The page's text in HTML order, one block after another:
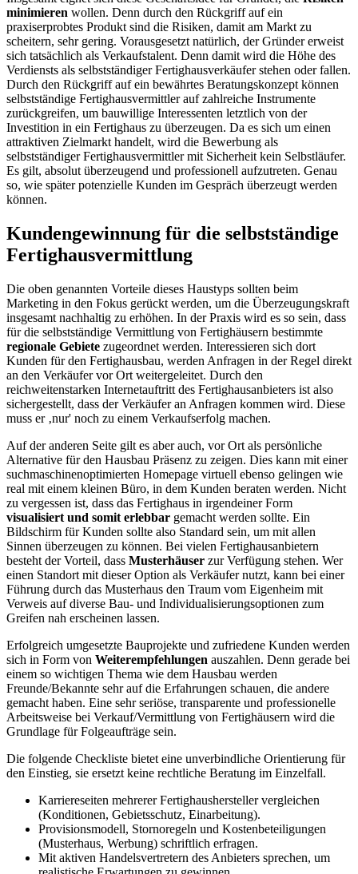
minimieren wollen. Denn durch den Rückgriff auf ein
praxiserprobtes Produkt sind die Risiken, damit am Markt zu
scheitern, sehr gering. Vorausgesetzt natürlich, der Gründer erweist
sich tatsächlich als Verkaufstalent. Denn damit wird die Höhe des
Verdiensts als selbstständiger Fertighausverkäufer stehen oder fallen.
Durch den Rückgriff auf ein bewährtes Beratungskonzept können
selbstständige Fertighausvermittler auf zahlreiche Instrumente
zurückgreifen, um bauwillige Interessenten letztlich von der
Investition in ein Fertighaus zu überzeugen. Da es sich um einen
attraktiven Zielmarkt handelt, wird die Bewerbung als
selbstständiger Fertighausvermittler mit Sicherheit kein Selbstläufer.
Es gilt, absolut überzeugend und professionell aufzutreten. Genau
so, wie später potenzielle Kunden im Gespräch überzeugt werden
können.
Kundengewinnung für die selbstständige
Fertighausvermittlung
Die oben genannten Vorteile dieses Haustyps sollten beim
Marketing in den Fokus gerückt werden, um die Überzeugungskraft
insgesamt nachhaltig zu erhöhen. In der Praxis wird es so sein, dass
für die selbstständige Vermittlung von Fertighäusern bestimmte
regionale Gebiete zugeordnet werden. Interessieren sich dort
Kunden für den Fertighausbau, werden Anfragen in der Regel direkt
an den Verkäufer vor Ort weitergeleitet. Durch den
reichweitenstarken Internetauftritt des Fertighausanbieters ist also
sichergestellt, dass der Verkäufer an Anfragen kommen wird. Diese
muss er ‚nur' noch zu einem Verkaufserfolg machen.
Auf der anderen Seite gilt es aber auch, vor Ort als persönliche
Alternative für den Hausbau Präsenz zu zeigen. Dies kann mit einer
suchmaschinenoptimierten Homepage virtuell ebenso gelingen wie
real mit einem kleinen Büro, in dem Kunden beraten werden. Nicht
zu vergessen ist, dass das Fertighaus in irgendeiner Form
visualisiert und somit erlebbar gemacht werden sollte. Ein
Bildschirm für Kunden sollte also Standard sein, um mit allen
Sinnen überzeugen zu können. Bei vielen Fertighausanbietern
besteht der Vorteil, dass Musterhäuser zur Verfügung stehen. Wer
einen Standort mit dieser Option als Verkäufer nutzt, kann bei einer
Führung durch das Musterhaus den Traum vom Eigenheim mit
Verweis auf diverse Bau- und Individualisierungsoptionen zum
Greifen nah erscheinen lassen.
Erfolgreich umgesetzte Bauprojekte und zufriedene Kunden werden
sich in Form von Weiterempfehlungen auszahlen. Denn gerade bei
einem so wichtigen Thema wie dem Hausbau werden
Freunde/Bekannte sehr auf die Erfahrungen schauen, die andere
gemacht haben. Eine sehr seriöse, transparente und professionelle
Arbeitsweise bei Verkauf/Vermittlung von Fertighäusern wird die
Grundlage für Folgeaufträge sein.
Die folgende Checkliste bietet eine unverbindliche Orientierung für
den Einstieg, sie ersetzt keine rechtliche Beratung im Einzelfall.
Karriereseiten mehrerer Fertighaushersteller vergleichen
(Konditionen, Gebietsschutz, Einarbeitung).
Provisionsmodell, Stornoregeln und Kostenbeteiligungen
(Musterhaus, Werbung) schriftlich erfragen.
Mit aktiven Handelsvertretern des Anbieters sprechen, um